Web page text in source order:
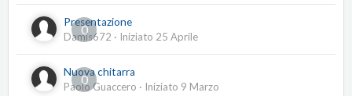
0
Presentazione
Damis672 · Iniziato 25 Aprile
0
Nuova chitarra
Paolo Guaccero · Iniziato 9 Marzo